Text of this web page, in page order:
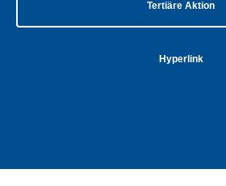
Tertiäre Aktion
Hyperlink